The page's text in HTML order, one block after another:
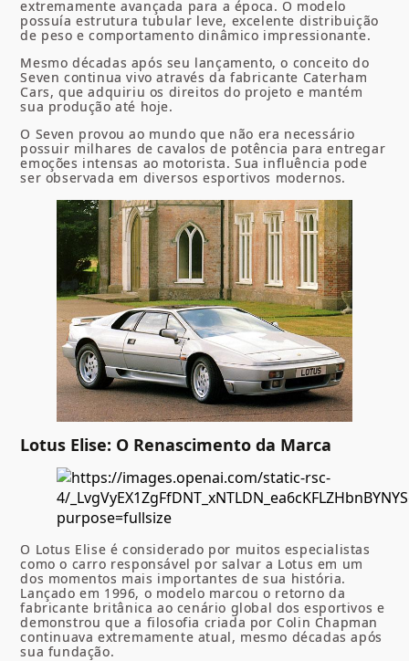
extremamente avançada para a época. O modelo
possuía estrutura tubular leve, excelente distribuição
de peso e comportamento dinâmico impressionante.
Mesmo décadas após seu lançamento, o conceito do
Seven continua vivo através da fabricante Caterham
Cars, que adquiriu os direitos do projeto e mantém
sua produção até hoje.
O Seven provou ao mundo que não era necessário
possuir milhares de cavalos de potência para entregar
emoções intensas ao motorista. Sua influência pode
ser observada em diversos esportivos modernos.
Lotus Elise: O Renascimento da Marca
O Lotus Elise é considerado por muitos especialistas
como o carro responsável por salvar a Lotus em um
dos momentos mais importantes de sua história.
Lançado em 1996, o modelo marcou o retorno da
fabricante britânica ao cenário global dos esportivos e
demonstrou que a filosofia criada por Colin Chapman
continuava extremamente atual, mesmo décadas após
sua fundação.